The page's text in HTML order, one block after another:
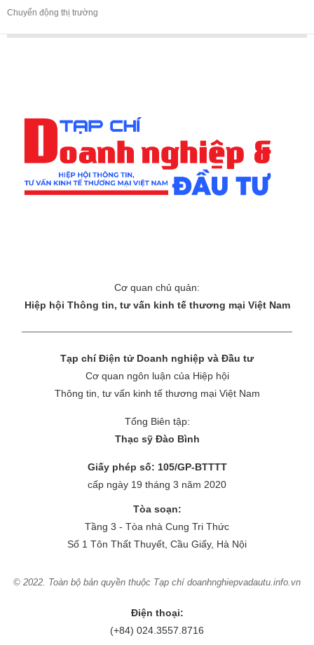
Chuyển động thị trường
Cơ quan chủ quản:
Hiệp hội Thông tin, tư vấn kinh tế thương mại Việt Nam
Tạp chí Điện tử Doanh nghiệp và Đầu tư
Cơ quan ngôn luận của Hiệp hội
Thông tin, tư vấn kinh tế thương mại Việt Nam
Tổng Biên tập:
Thạc sỹ Đào Bình
Giấy phép số: 105/GP-BTTTT
cấp ngày 19 tháng 3 năm 2020
Tòa soạn:
Tầng 3 - Tòa nhà Cung Tri Thức
Số 1 Tôn Thất Thuyết, Cầu Giấy, Hà Nội
© 2022. Toàn bộ bản quyền thuộc Tạp chí doanhnghiepvadautu.info.vn
Điện thoại:
(+84) 024.3557.8716